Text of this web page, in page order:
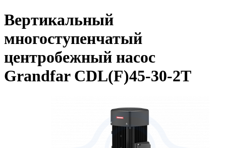
Вертикальный
многоступенчатый
центробежный насос
Grandfar CDL(F)45-30-2T